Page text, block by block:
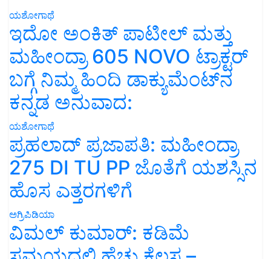
ಯಶೋಗಾಥೆ
ಇದೋ ಅಂಕಿತ್ ಪಾಟೀಲ್ ಮತ್ತು
ಮಹೀಂದ್ರಾ 605 NOVO ಟ್ರಾಕ್ಟರ್
ಬಗ್ಗೆ ನಿಮ್ಮ ಹಿಂದಿ ಡಾಕ್ಯುಮೆಂಟ್‌ನ
ಕನ್ನಡ ಅನುವಾದ:
ಯಶೋಗಾಥೆ
ಪ್ರಹಲಾದ್ ಪ್ರಜಾಪತಿ: ಮಹೀಂದ್ರಾ
275 DI TU PP ಜೊತೆಗೆ ಯಶಸ್ಸಿನ
ಹೊಸ ಎತ್ತರಗಳಿಗೆ
ಅಗ್ರಿಪಿಡಿಯಾ
ವಿಮಲ್ ಕುಮಾರ್: ಕಡಿಮೆ